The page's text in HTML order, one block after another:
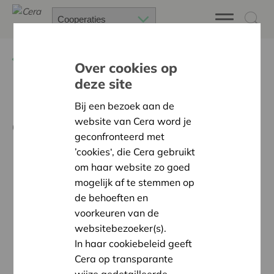
De ene energiecoöperatie is
de andere niet
Over cookies op
deze site
Bij een bezoek aan de
website van Cera word je
geconfronteerd met
’cookies‘, die Cera gebruikt
om haar website zo goed
mogelijk af te stemmen op
de behoeften en
voorkeuren van de
websitebezoeker(s).
In haar cookiebeleid geeft
Cera op transparante